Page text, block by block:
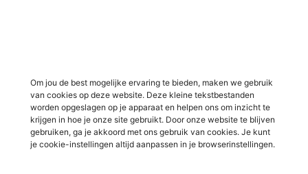
Om jou de best mogelijke ervaring te bieden, maken we gebruik
van cookies op deze website. Deze kleine tekstbestanden
worden opgeslagen op je apparaat en helpen ons om inzicht te
krijgen in hoe je onze site gebruikt. Door onze website te blijven
gebruiken, ga je akkoord met ons gebruik van cookies. Je kunt
je cookie-instellingen altijd aanpassen in je browserinstellingen.
Vacatures in Varsseveld
Vacatures in Winterswijk
Vacatures in Zelhem
Vacatures in Zutphen